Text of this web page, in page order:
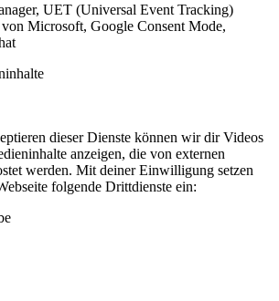
UET (Universal Event Tracking)
Microsoft, Google Consent Mode,
dieser Dienste können wir dir Videos
anzeigen, die von externen
werden. Mit deiner Einwilligung setzen
folgende Drittdienste ein: